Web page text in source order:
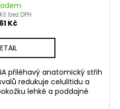
bez DPH
Kč
přiléhavý anatomický střih
redukuje celulitidu a
lehké a poddajné